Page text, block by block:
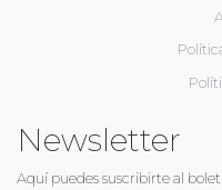
Newsletter
Aquí puedes suscribirte al